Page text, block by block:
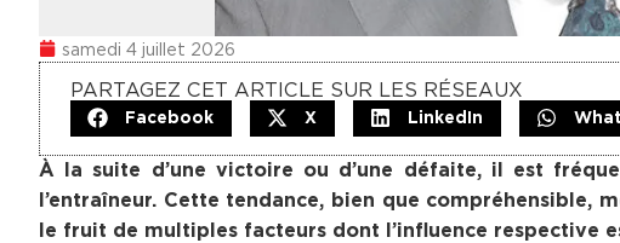
samedi 4 juillet 2026
PARTAGEZ CET ARTICLE SUR LES RÉSEAUX
Facebook X LinkedIn
À la suite d’une victoire ou d’une défaite, il est
l’entraîneur. Cette tendance, bien que
le fruit de multiples facteurs dont l’influence respective